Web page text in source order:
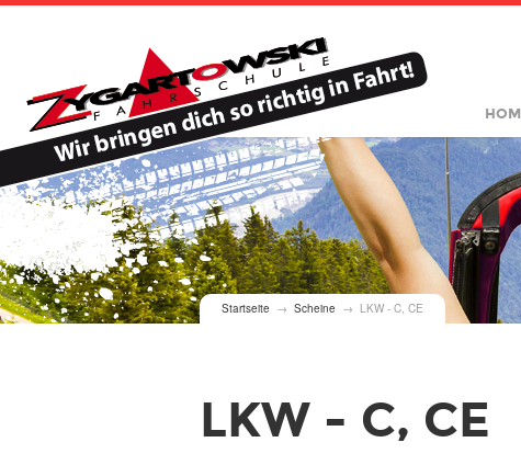
Sie sind hier
Startseite → Scheine → LKW - C, CE
LKW - C, CE